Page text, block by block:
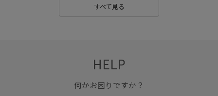
すべて見る
HELP
何かお困りですか？